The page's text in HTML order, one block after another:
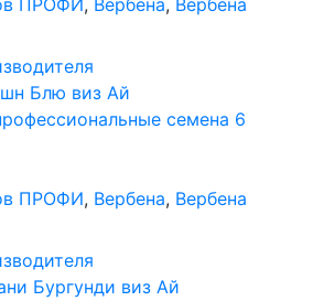
ПРОФИ, Вербена, Вербена
Блю виз Ай
семена 6
ПРОФИ, Вербена, Вербена
Бургунди виз Ай